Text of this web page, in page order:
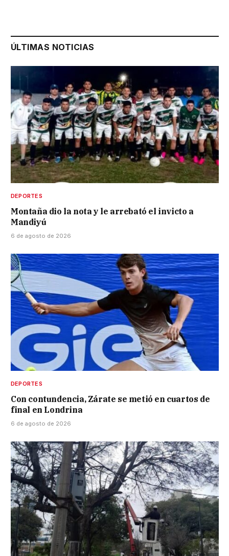
ÚLTIMAS NOTICIAS
DEPORTES
Montaña dio la nota y le arrebató el invicto a
Mandiyú
6 de agosto de 2026
DEPORTES
Con contundencia, Zárate se metió en cuartos de
final en Londrina
6 de agosto de 2026